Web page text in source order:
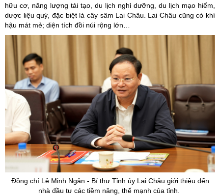
hữu cơ, năng lượng tái tạo, du lịch nghỉ dưỡng, du lịch mạo hiểm,
dược liệu quý, đặc biệt là cây sâm Lai Châu. Lai Châu cũng có khí
hậu mát mẻ; diện tích đồi núi rộng lớn…
Đồng chí Lê Minh Ngân - Bí thư Tỉnh ủyLai Châu giới thiệu đến
nhà đầu tư các tiềm năng, thế mạnh của tỉnh.